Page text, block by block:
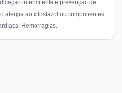
intermitente e prevenção de
alergia ao cilostazol ou componentes
Hemorragias.